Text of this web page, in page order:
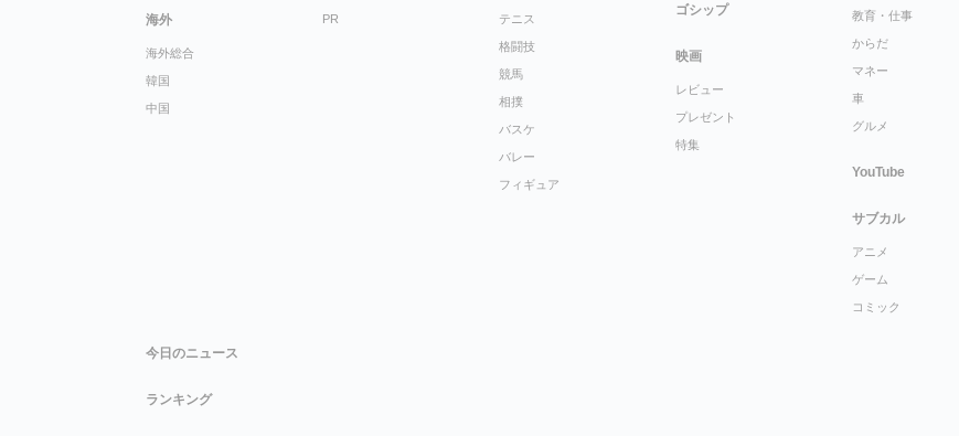
海外
海外総合
韓国
中国
PR テニス
格闘技
競馬
相撲
バスケ
バレー
フィギュア
ゴシップ
映画
レビュー
プレゼント
特集
教育・仕事
からだ
マネー
車
グルメ
YouTube
サブカル
アニメ
ゲーム
コミック
今日のニュース
ランキング